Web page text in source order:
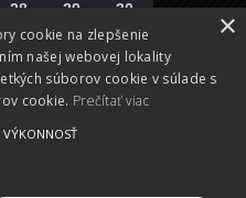
28 29 30
6
×
cookie na zlepšenie
našej webovej lokality
súborov cookie v súlade s
cookie. Prečítať viac
VÝKONNOSŤ